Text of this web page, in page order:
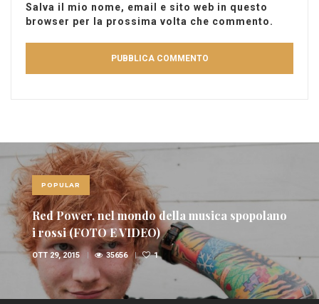
Salva il mio nome, email e sito web in questo
browser per la prossima volta che commento.
POPULAR
Red Power, nel mondo della musica spopolano
i rossi (FOTO E VIDEO)
OTT 29, 2015 35656 1